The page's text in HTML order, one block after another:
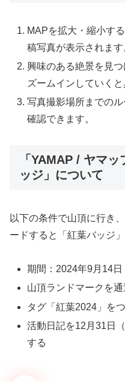
MAPを拡大・縮小す
稿写真が表示されます
興味のある絶景を見つ
ズームインしていく
写真撮影場所までの
確認できます。
「YAMAP / ヤマ
ッジ」について
以下の条件で山頂に行き
ードすると「紅葉バッジ
期間：2024年9月14日
山頂ランドマークを通
タグ「紅葉2024」を
活動日記を12月31日
する